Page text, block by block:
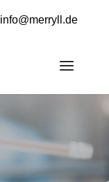
info@merryll.de